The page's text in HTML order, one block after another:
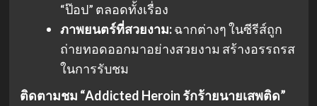
“ป๊อป” ตลอดทั้งเรื่อง
ภาพยนตร์ที่สวยงาม:ฉากต่างๆ ในซีรีส์ถูก
ถ่ายทอดออกมาอย่างสวยงาม สร้างอรรถรส
ในการรับชม
ติดตามชม “Addicted Heroin รักร้ายนายเสพติด”